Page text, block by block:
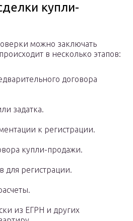
купли-
можно заключать
в несколько этапов:
договора
задатка.
к регистрации.
купли-продажи.
для регистрации.
из ЕГРН и других